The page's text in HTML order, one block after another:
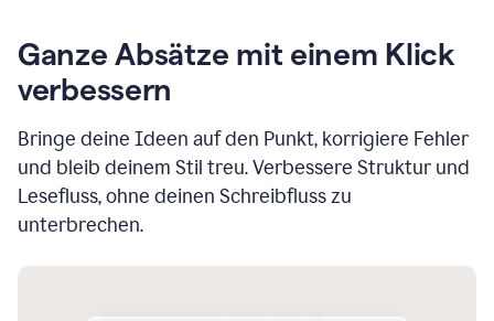
Ganze Absätze mit einem Klick
verbessern
Bringe deine Ideen auf den Punkt, korrigiere Fehler
und bleib deinem Stil treu. Verbessere Struktur und
Lesefluss, ohne deinen Schreibfluss zu
unterbrechen.